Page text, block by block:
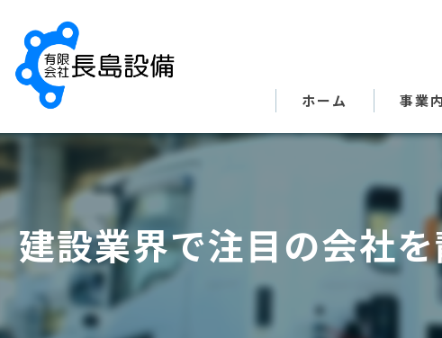
ホーム 事業
建設業界で注目の会社